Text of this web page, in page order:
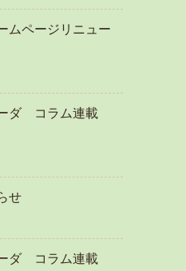
ページリニュー
ダ コラム連載
せ
ダ コラム連載